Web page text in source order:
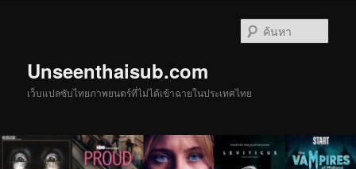
Unseenthaisub.com
เว็บแปลซับไทยภาพยนตร์ที่ไม่ได้เข้าฉายในประเทศไทย